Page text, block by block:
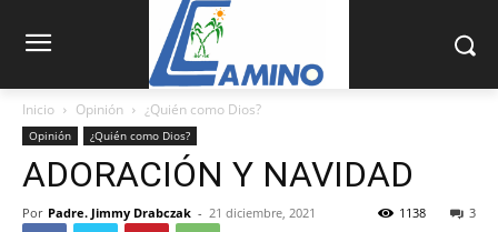
Inicio Opinión ¿Quién como Dios?
Opinión ¿Quién como Dios?
ADORACIÓN Y NAVIDAD
Por Padre. Jimmy Drabczak - 21 diciembre, 2021 3
1138